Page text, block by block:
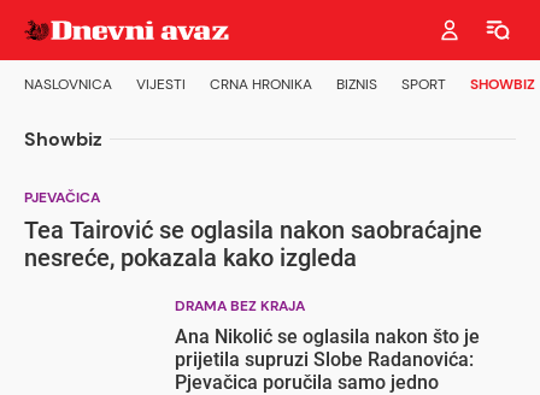
NASLOVNICA VIJESTI CRNA HRONIKA BIZNIS SPORT SHOWBIZ
Showbiz
PJEVAČICA
Tea Tairović se oglasila nakon saobraćajne
nesreće, pokazala kako izgleda
DRAMA BEZ KRAJA
Ana Nikolić se oglasila nakon što je
prijetila supruzi Slobe Radanovića:
Pjevačica poručila samo jedno